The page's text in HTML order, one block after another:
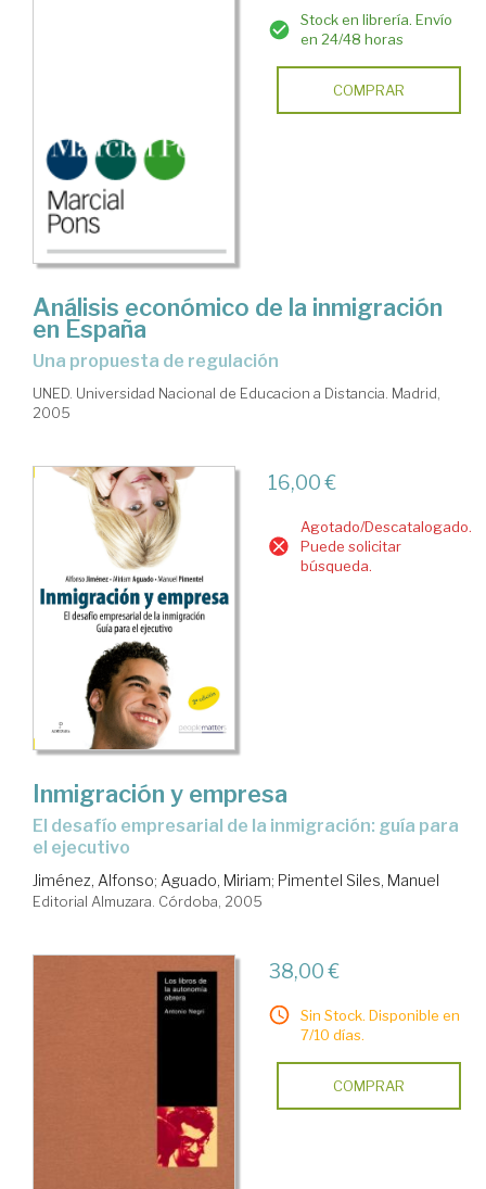
Stock en librería. Envío
en 24/48 horas
COMPRAR
Análisis económico de la inmigración
en España
una propuesta de regulación
UNED. Universidad Nacional de Educacion a Distancia. Madrid,
2005
16,00 €
Agotado/Descatalogado.
Puede solicitar
búsqueda.
Inmigración y empresa
el desafío empresarial de la inmigración: guía para
el ejecutivo
Jiménez, Alfonso; Aguado, Miriam; Pimentel Siles, Manuel
Editorial Almuzara. Córdoba, 2005
38,00 €
Sin Stock. Disponible en
7/10 días.
COMPRAR